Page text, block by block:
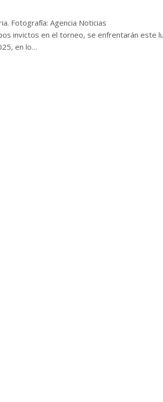
Fotografía: Agencia Noticias
invictos en el torneo, se enfrentarán este
en lo…